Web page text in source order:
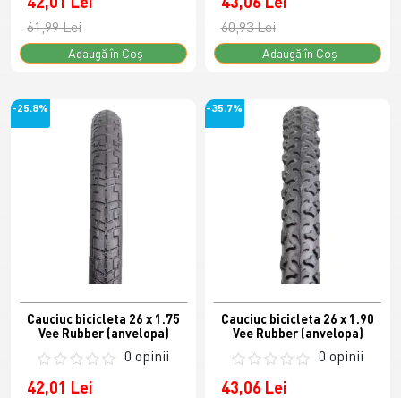
61,99 Lei
Adaugă în Coş
60,93 Lei
Adaugă în Coş
-25.8%
Cauciuc bicicleta 26 x 1.75
Vee Rubber (anvelopa)
0 opinii
42,01 Lei
-35.7%
Cauciuc bicicleta 26 x 1.90
Vee Rubber (anvelopa)
0 opinii
43,06 Lei